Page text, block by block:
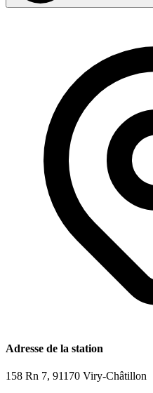
Adresse de la station
158 Rn 7, 91170 Viry-Châtillon